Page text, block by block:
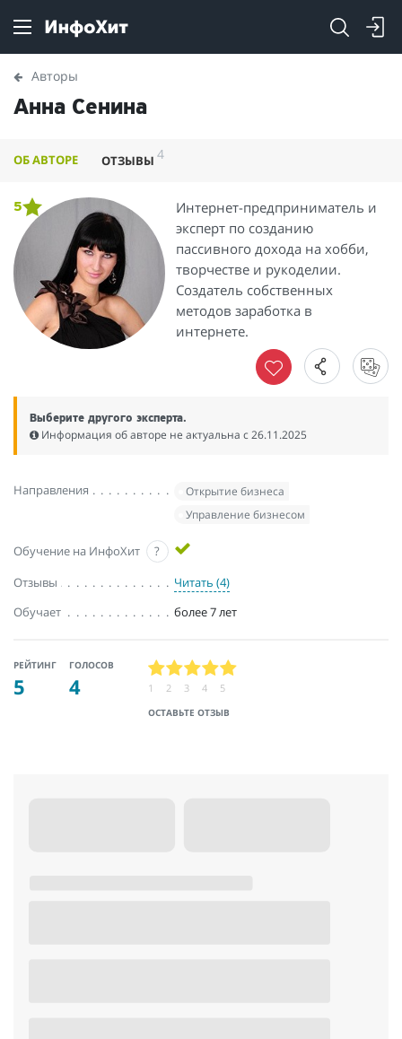
Авторы
Анна Сенина
ОБ АВТОРЕ ОТЗЫВЫ 4
5
Интернет-предприниматель и
эксперт по созданию
пассивного дохода на хобби,
творчестве и рукоделии.
Создатель собственных
методов заработка в
интернете.
Выберите другого эксперта.
Информация об авторе не актуальна c 26.11.2025
Направления
Открытие бизнеса
Управление бизнесом
Обучение на ИнфоХит
?
Отзывы
Читать (4)
Обучает
более 7 лет
РЕЙТИНГ
5
ГОЛОСОВ
4
ОСТАВЬТЕ ОТЗЫВ
1 2 3 4 5